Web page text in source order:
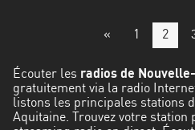
« 1 2
Écouter les radios de
gratuitement via la radio
listons les principales stations
Aquitaine. Trouvez votre